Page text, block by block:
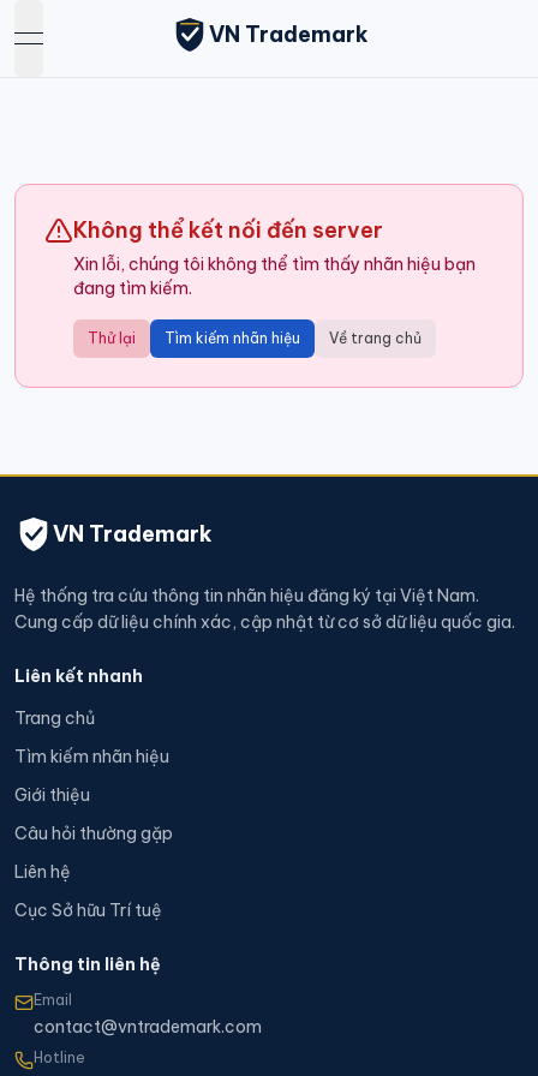
open navigation menu
VN Trademark
Không thể kết nối đến server
Xin lỗi, chúng tôi không thể tìm thấy nhãn hiệu bạn
đang tìm kiếm.
Thử lại Tìm kiếm nhãn hiệu Về trang chủ
VN Trademark
Hệ thống tra cứu thông tin nhãn hiệu đăng ký tại Việt Nam.
Cung cấp dữ liệu chính xác, cập nhật từ cơ sở dữ liệu quốc gia.
Liên kết nhanh
Trang chủ
Tìm kiếm nhãn hiệu
Giới thiệu
Câu hỏi thường gặp
Liên hệ
Cục Sở hữu Trí tuệ
Thông tin liên hệ
Email
contact@vntrademark.com
Hotline